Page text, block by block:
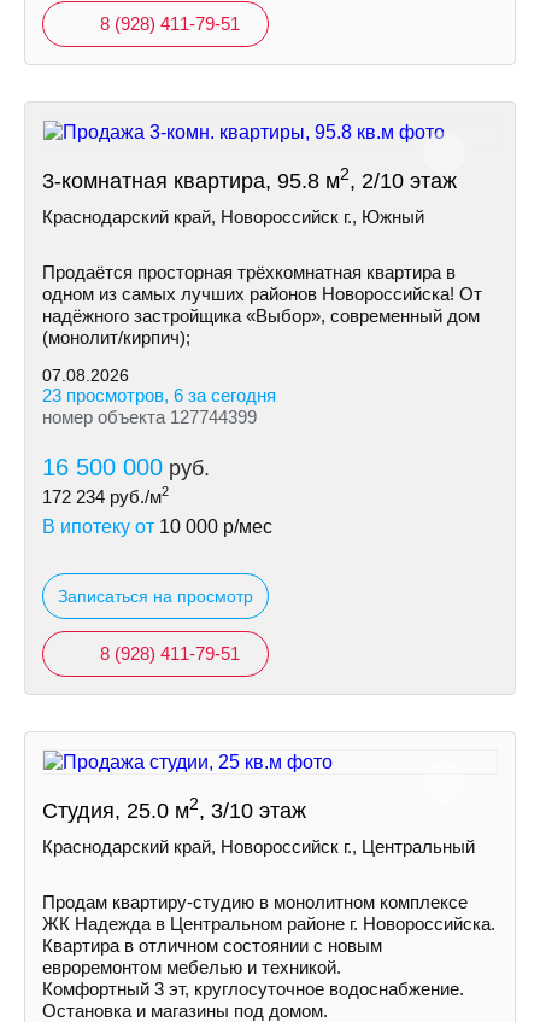
8 (928) 411-79-51
3-комнатная квартира, 95.8 м2, 2/10 этаж
Краснодарский край, Новороссийск г., Южный
Продаётся просторная трёхкомнатная квартира в
одном из самых лучших районов Новороссийска! От
надёжного застройщика «Выбор», современный дом
(монолит/кирпич);
07.08.2026
23 просмотров, 6 за сегодня
номер объекта 127744399
16 500 000 руб.
172 234 руб./м2
В ипотеку от 10 000 р/мес
Записаться на просмотр
8 (928) 411-79-51
Студия, 25.0 м2, 3/10 этаж
Краснодарский край, Новороссийск г., Центральный
Продам квартиру-студию в монолитном комплексе
ЖК Надежда в Центральном районе г. Новороссийска.
Квартира в отличном состоянии с новым
евроремонтом мебелью и техникой.
Комфортный 3 эт, круглосуточное водоснабжение.
Остановка и магазины под домом.